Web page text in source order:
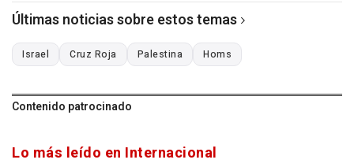
Últimas noticias sobre estos temas
Israel Cruz Roja Palestina Homs
Contenido patrocinado
Lo más leído en Internacional